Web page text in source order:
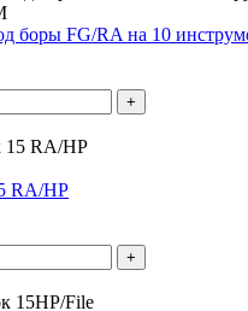
боры FG/RA на 10
+
RA/HP
+